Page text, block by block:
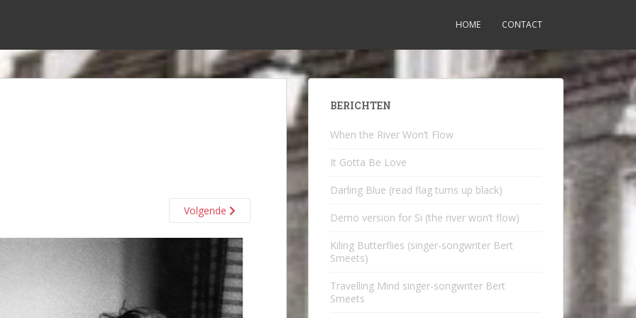
HOME CONTACT
Volgende
BERICHTEN
When the River Won’t Flow
It Gotta Be Love
Darling Blue (read flag turns up black)
Demo version for Si (the river won’t flow)
Kiling Butterflies (singer-songwriter Bert
Smeets)
Travelling Mind singer-songwriter Bert
Smeets